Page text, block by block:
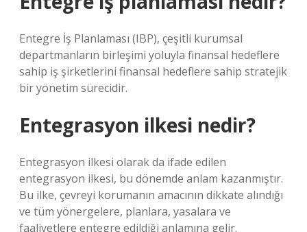
Entegre İş Planlaması (IBP), çeşitli kurumsal
departmanların birleşimi yoluyla finansal hedeflere
sahip iş şirketlerini finansal hedeflere sahip stratejik
bir yönetim sürecidir.
Entegrasyon ilkesi nedir?
Entegrasyon ilkesi olarak da ifade edilen
entegrasyon ilkesi, bu dönemde anlam kazanmıştır.
Bu ilke, çevreyi korumanın amacının dikkate alındığı
ve tüm yönergelere, planlara, yasalara ve
faaliyetlere entegre edildiği anlamına gelir.